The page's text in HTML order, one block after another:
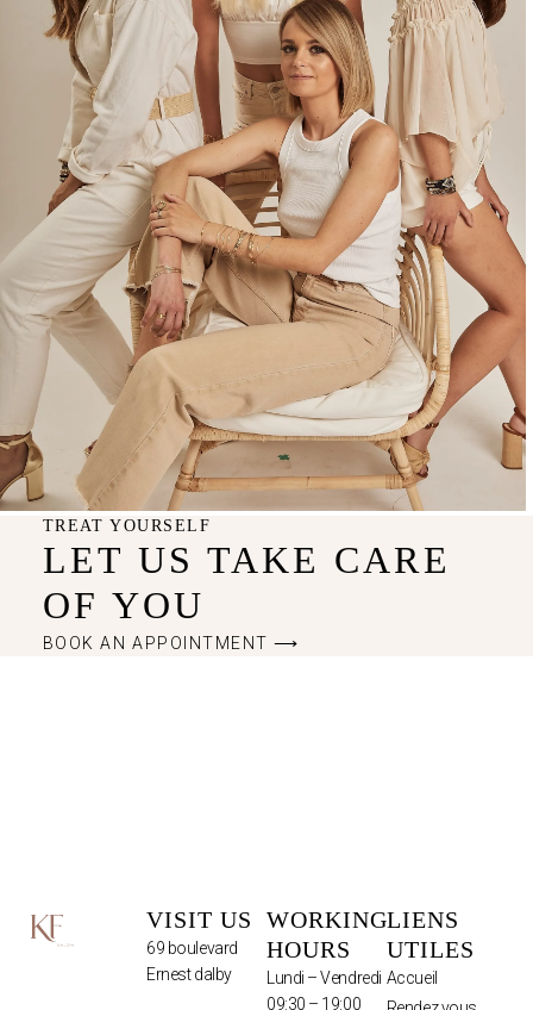
TREAT YOURSELF
LET US TAKE CARE
OF YOU
BOOK AN APPOINTMENT ⟶
VISIT US
69 boulevard
Ernest dalby
WORKING
HOURS
Lundi – Vendredi
09:30 – 19:00
LIENS
UTILES
Accueil